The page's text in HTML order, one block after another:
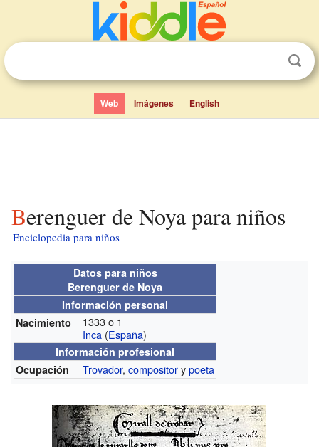
Web Imágenes English
Berenguer de Noya para niños
Enciclopedia para niños
Datos para niños
Berenguer de Noya
Información personal
Nacimiento
1333 o 1
Inca (España)
Información profesional
Ocupación
Trovador,compositorypoeta